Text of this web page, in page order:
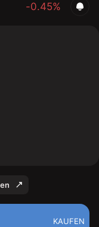
-0.45%
KAUFEN